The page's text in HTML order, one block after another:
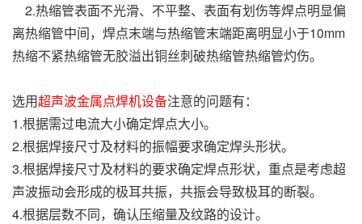
2.热缩管表面不光滑、不平整、表面有划伤等焊点明显偏
离热缩管中间，焊点末端与热缩管末端距离明显小于10mm
热缩不紧热缩管无胶溢出铜丝刺破热缩管热缩管灼伤。
选用超声波金属点焊机设备注意的问题有：
1.根据需过电流大小确定焊点大小。
2.根据焊接尺寸及材料的振幅要求确定焊头形状。
3.根据焊接尺寸及材料的要求确定焊点形状，重点是考虑超
声波振动会形成的极耳共振，共振会导致极耳的断裂。
4.根据层数不同，确认压缩量及纹路的设计。